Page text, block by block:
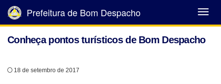
Abrir
Menu
Prefeitura de Bom Despacho
Conheça pontos turísticos de Bom Despacho
18 de setembro de 2017